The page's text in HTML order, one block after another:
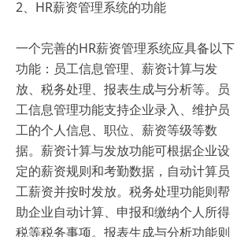
2、HR薪资管理系统的功能
一个完善的HR薪资管理系统应具备以下
功能：员工信息管理、薪资计算与发
放、税务处理、报表生成与分析等。员
工信息管理功能支持企业录入、维护员
工的个人信息、职位、薪资等级等数
据。薪资计算与发放功能可根据企业设
定的薪资规则和考勤数据，自动计算员
工薪资并按时发放。税务处理功能则帮
助企业自动计算、申报和缴纳个人所得
税等税务事项。报表生成与分析功能则